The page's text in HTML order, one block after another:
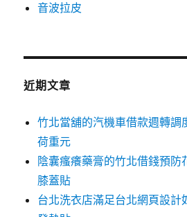
音波拉皮
近期文章
竹北當舖的汽機車借款週轉調
荷重元
陰囊瘙癢藥膏的竹北借錢預防
膝蓋貼
台北洗衣店滿足台北網頁設計